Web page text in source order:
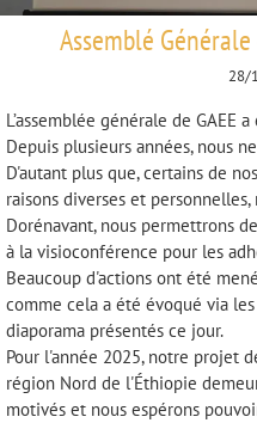
Assemblé
28/
L’assemblée générale de GAEE
Depuis plusieurs années, nous
D'autant plus que, certains de
raisons diverses et
Dorénavant, nous permettrons
à la visioconférence pour les
Beaucoup d'actions ont été
comme cela a été évoqué via
diaporama présentés ce jour.
Pour l'année 2025, notre projet
région Nord de l'Éthiopie
motivés et nous espérons